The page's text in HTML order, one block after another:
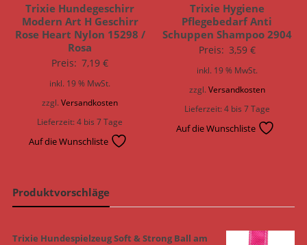
Trixie Hundegeschirr
Modern Art H Geschirr
Rose Heart Nylon 15298 /
Rosa
Preis: 7,19€
inkl. 19 % MwSt.
zzgl.Versandkosten
Lieferzeit:4 bis 7 Tage
Auf die Wunschliste
Trixie Hygiene
Pflegebedarf Anti
Schuppen Shampoo 2904
Preis: 3,59 €
inkl. 19 % MwSt.
zzgl. Versandkosten
Lieferzeit:4 bis 7 Tage
Auf die Wunschliste
Produktvorschläge
Trixie Hundespielzeug Soft & Strong Ball am